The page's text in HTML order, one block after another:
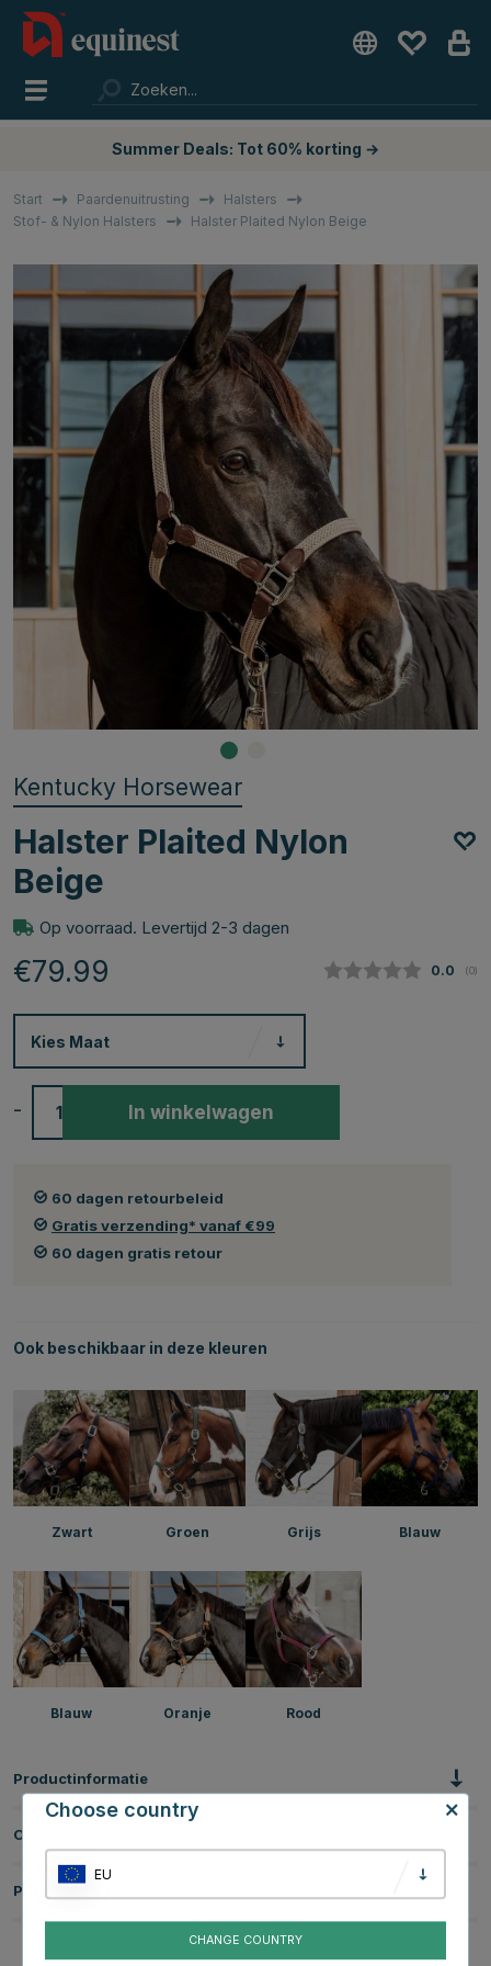
Summer Deals: Tot 60% korting →
Start Paardenuitrusting
Halsters
Stof- & Nylon Halsters
Halster Plaited Nylon Beige
Kentucky Horsewear
Halster Plaited Nylon
Beige
Op voorraad. Levertijd 2-3 dagen
€79.99 0.0 (0)
Kies Maat
- In winkelwagen
60 dagen retourbeleid
Gratis verzending* vanaf €99
60 dagen gratis retour
Ook beschikbaar in deze kleuren
Zwart Groen Grijs Blauw
Blauw Oranje Rood
Productinformatie
Over het Merk
Productbeoordelingen
Choose country
EU
CHANGE COUNTRY